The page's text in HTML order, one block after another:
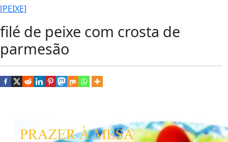
[PEIXE]
filé de peixe com crosta de
parmesão